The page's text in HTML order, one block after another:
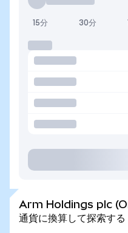
15分 30分
Arm Holdings plc
通貨に換算して探索する